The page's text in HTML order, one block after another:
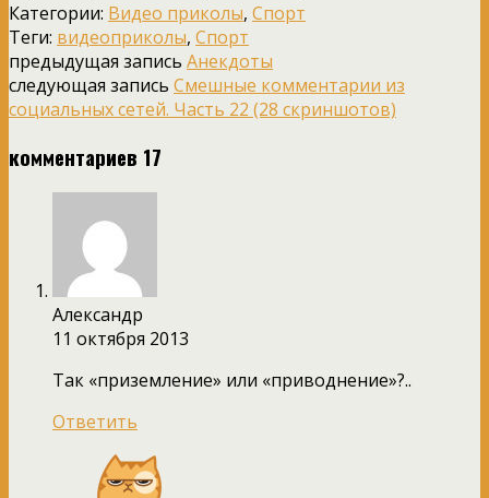
Категории: Видео приколы, Спорт
Теги: видеоприколы, Спорт
предыдущая запись Анекдоты
следующая запись Смешные комментарии из
социальных сетей. Часть 22 (28 скриншотов)
комментариев 17
Александр
11 октября 2013
Так «приземление» или «приводнение»?..
Ответить